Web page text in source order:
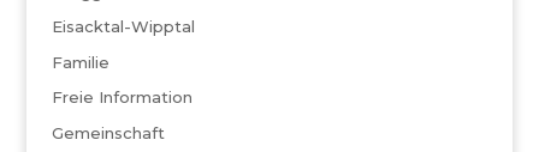
Eisacktal-Wipptal
Familie
Freie Information
Gemeinschaft